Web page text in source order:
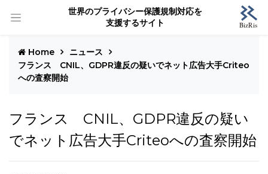
世界のプライバシー保護規制対応を
支援するサイト
Home
ニュース
フランス CNIL、GDPR違反の疑いでネット広告大手Criteo
への査察開始
フランス CNIL、GDPR違反の疑い
でネット広告大手Criteoへの査察開始